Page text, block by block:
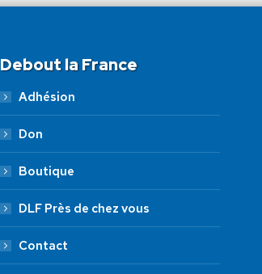
Debout la France
Adhésion
Don
Boutique
DLF Près de chez vous
Contact